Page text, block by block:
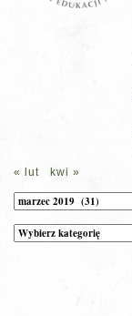
« lut
kwi »
Archiwum
Kategorie
wpisów